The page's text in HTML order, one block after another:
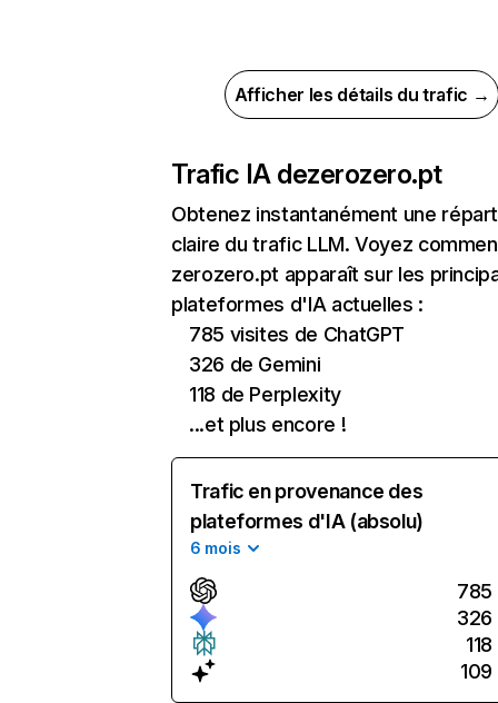
Afficher les détails du trafic →
Trafic IA dezerozero.pt
Obtenez instantanément une
claire du trafic LLM. Voyez
zerozero.pt apparaît sur les
plateformes d'IA actuelles :
785 visites de ChatGPT
326 de Gemini
118 de Perplexity
...et plus encore !
Trafic en provenance des
plateformes d'IA (absolu)
6 mois
785
326
118
109